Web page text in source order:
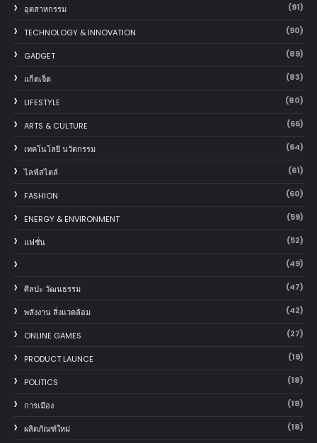
อุตสาหกรรม (91)
TECHNOLOGY & INNOVATION (90)
GADGET (89)
แก็ตเจ็ต (83)
LIFESTYLE (80)
ARTS & CULTURE (66)
เทคโนโลยี นวัตกรรม (64)
ไลฟ์สไตล์ (61)
FASHION (60)
ENERGY & ENVIRONMENT (59)
แฟชั่น (52)
(49)
ศิลปะ วัฒนธรรม (47)
พลังงาน สิ่งแวดล้อม (42)
ONLINE GAMES (27)
PRODUCT LAUNCE (19)
POLITICS (18)
การเมือง (18)
ผลิตภัณฑ์ใหม่ (18)